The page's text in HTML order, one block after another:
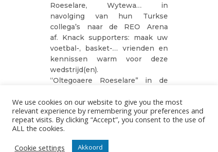
Roeselare, Wytewa… in
navolging van hun Turkse
collega’s naar de REO Arena
af. Knack supporters: maak uw
voetbal-, basket-… vrienden en
kennissen warm voor deze
wedstrijd(en).
“Oltegoaere Roeselare” in de
Knack Volley vs Galatasaray op
dinsdag 10 februari om 20.30u in
de REO Arena Schiervelde.
Tickets:tickets@knackvolley.be
We use cookies on our website to give you the most
relevant experience by remembering your preferences and
repeat visits. By clicking “Accept”, you consent to the use of
ALL the cookies.
Cookie settings
Akkoord